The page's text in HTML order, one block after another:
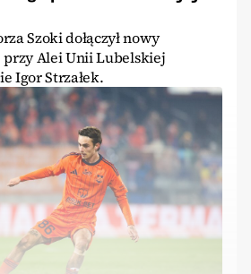
Szoki dołączył nowy
Alei Unii Lubelskiej
Igor Strzałek.